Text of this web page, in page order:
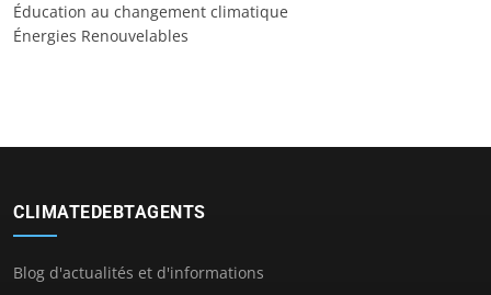
Éducation au changement climatique
Énergies Renouvelables
CLIMATEDEBTAGENTS
Blog d'actualités et d'informations